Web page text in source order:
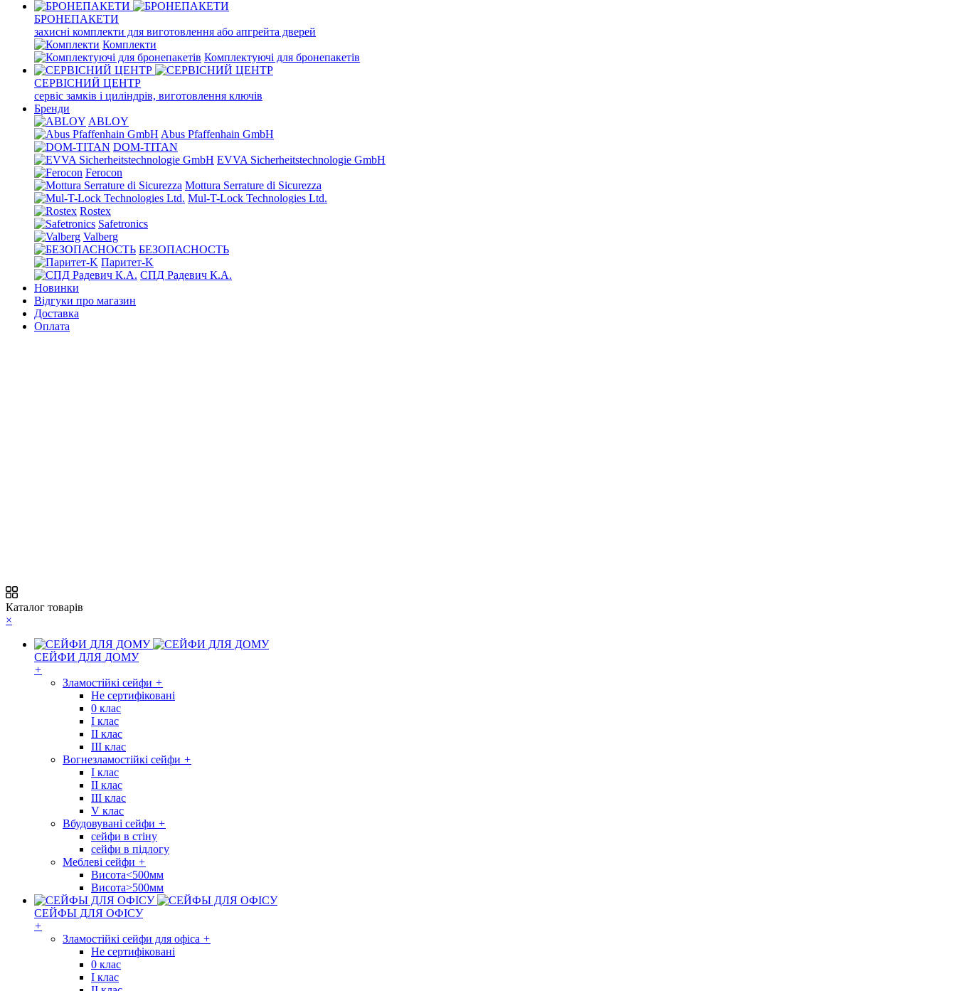
БРОНЕПАКЕТИ
захисні комплекти для виготовлення або апгрейта дверей
Комплекти
Комплектуючі для бронепакетів
СЕРВІСНИЙ ЦЕНТР
сервіс замків і циліндрів, виготовлення ключів
Бренди
ABLOY
Abus Pfaffenhain GmbH
DOM-TITAN
EVVA Sicherheitstechnologie GmbH
Ferocon
Mottura Serrature di Sicurezza
Mul-T-Lock Technologies Ltd.
Rostex
Safetronics
Valberg
БЕЗОПАСНОСТЬ
Паритет-K
СПД Радевич К.А.
Новинки
Відгуки про магазин
Доставка
Оплата
Каталог товарів
×
СЕЙФИ ДЛЯ ДОМУ
+
Зламостійкі сейфи +
Не сертифіковані
0 клас
I клас
II клас
III клас
Вогнезламостійкі сейфи +
I клас
II клас
III клас
V клас
Вбудовувані сейфи +
сейфи в стіну
сейфи в підлогу
Меблеві сейфи +
Висота<500мм
Висота>500мм
СЕЙФЫ ДЛЯ ОФІСУ
+
Зламостійкі сейфи для офіса +
Не сертифіковані
0 клас
I клас